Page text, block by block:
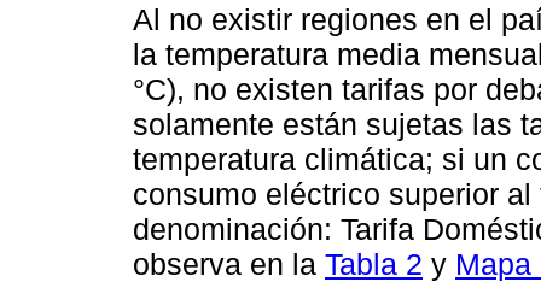
Al no existir regiones en el
la temperatura media
°C), no existen tarifas por
solamente están sujetas las
temperatura climática; si un
consumo eléctrico superior
denominación: Tarifa
observa en la Tabla 2 y Mapa